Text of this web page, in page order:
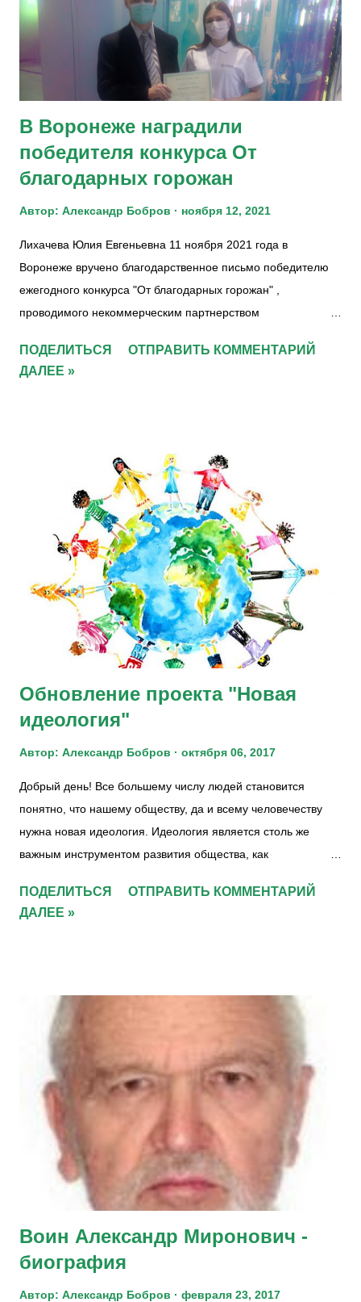
или ссылок на текст в комментариях постов об объявлении
конкурса в официальных группах социальных сетей или в
комментариях к этой статье:
https://www.facebook.com/nowideologia
https://vk.com/newideologia
https://ok.ru/group/58644794966062 Комментарий должен...
В Воронеже наградили
победителя конкурса От
благодарных горожан
Автор: Александр Бобров ноября 12, 2021
Лихачева Юлия Евгеньевна 11 ноября 2021 года в
Воронеже вручено благодарственное письмо победителю
ежегодного конкурса "От благодарных горожан" ,
проводимого некоммерческим партнерством
конкурсу "От благодарных горожан" исполнилась 10 лет.
Лихачева Юлия Евгеньевна - ассистент клиентского
году, за добросовестную, профессиональную и
ответственную работу, внимательное и искреннее
отношение к людям, что являются примером деятельности,
направленной на достижение общественного благополучия.
Награждение Юлии Евгеньевны происходило в первый
рабочей день после реконструкции филиала Сбербанка, в
котором она ранее работала. И в этот день Юлию
Евгеньевну пригласили на открытие Воронежского филиала
Сбербанка для передачи опыта новым работникам.
ПОДЕЛИТЬСЯ
ОТПРАВИТЬ КОММЕНТАРИЙ
ДАЛЕЕ »
Обновление проекта "Новая
идеология"
Автор: Александр Бобров октября 06, 2017
Добрый день! Все большему числу людей становится
понятно, что нашему обществу, да и всему человечеству
нужна новая идеология. Идеология является столь же
важным инструментом развития общества, как
показывает направление развития общества, объединяя
усилия многих людей. Многие проблемы в разных странах
отсутствие идеологии в отдельных странах, люди в которых
не имеют общей цели развития, а действуют только в своих
личных целях и это приводит к поглощению этой страны
другими странами с более привлекательной идеологией.
Уже несколько лет на сайте "Общественное благополучие "
ведется проект "Новая идеология" , целью которого
является: обсуждение, осознание, формулирование,
формирование, а затем и воплощение Новой идеологии
России. Сейчас настала по...
ПОДЕЛИТЬСЯ
ОТПРАВИТЬ КОММЕНТАРИЙ
ДАЛЕЕ »
Воин Александр Миронович -
биография
Автор: Александр Бобров февраля 23, 2017